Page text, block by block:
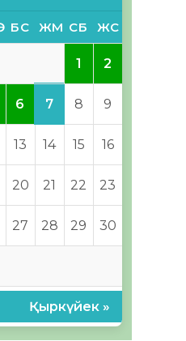
БС ЖМ СБ ЖС
1 2
6 7 8 9
13 14 15 16
20 21 22 23
27 28 29 30
Қыркүйек »